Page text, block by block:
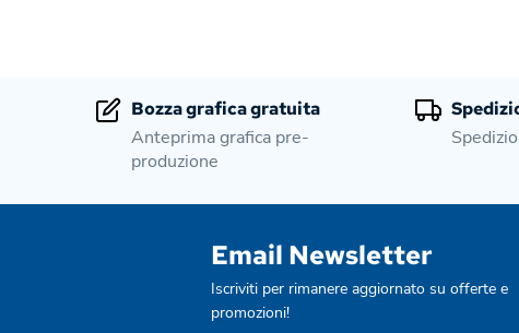
Bozza grafica gratuita
Anteprima grafica pre-
produzione
Email Newsletter
Iscriviti per rimanere aggiornato su offerte e
promozioni!